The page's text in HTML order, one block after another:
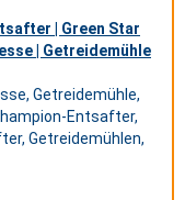
| Green Star
| Getreidemühle
Getreidemühle,
Entsafter,
Getreidemühlen,